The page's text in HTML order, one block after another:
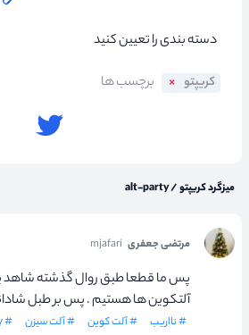
کریپتو
میزگرد کریپتو/
alt-party
مرتضی جعفری mjafari
پس ما قطعا طبق روال گذشته شاهد
آلتکوین ها هستیم . پس بر طبل
# نااریب # آلت کوین # آلت سیزن # alt-party